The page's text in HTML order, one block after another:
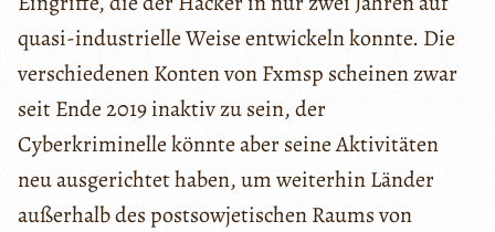
quasi-industrielle Weise entwickeln konnte. Die
verschiedenen Konten von Fxmsp scheinen zwar
seit Ende 2019 inaktiv zu sein, der
Cyberkriminelle könnte aber seine Aktivitäten
neu ausgerichtet haben, um weiterhin Länder
außerhalb des postsowjetischen Raums von